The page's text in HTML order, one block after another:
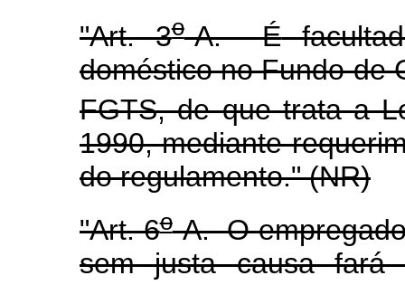
"Art. 3o-A. É
doméstico no Fundo de
FGTS, de que trata a
1990, mediante
do regulamento." (NR)
"Art. 6o-A. O
sem justa causa fará